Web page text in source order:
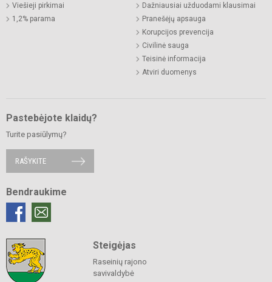
Viešieji pirkimai
1,2% parama
Dažniausiai užduodami klausimai
Pranešėjų apsauga
Korupcijos prevencija
Civilinė sauga
Teisinė informacija
Atviri duomenys
Pastebėjote klaidų?
Turite pasiūlymų?
RAŠYKITE
Bendraukime
Steigėjas
Raseinių rajono
savivaldybė